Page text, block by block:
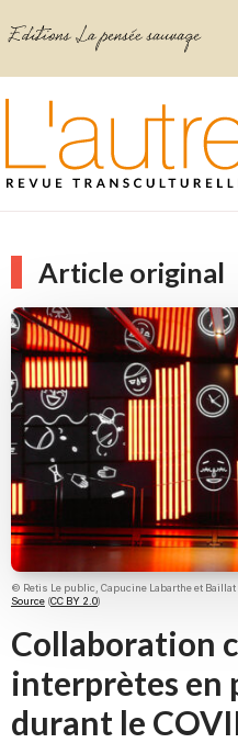
Article original
© Retis Le public, Capucine Labarthe et
Source (CC BY 2.0)
Collaboration
interprètes en
durant le